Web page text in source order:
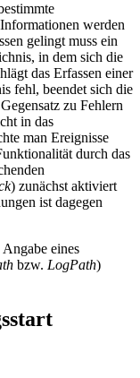
werden
gelingt muss ein
in dem sich die
das Erfassen einer
fehl, beendet sich die
zu Fehlern
in das
man Ereignisse
durch das
) zunächst aktiviert
ist dagegen
eines
bzw. LogPath)